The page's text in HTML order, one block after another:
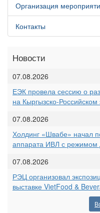
Организация
Контакты
Новости
07.08.2026
ЕЭК провела сессию о
на Кыргызско-
07.08.2026
Холдинг «Швабе» начал
аппарата ИВЛ с
07.08.2026
РЭЦ организовал
выставке VietFood &